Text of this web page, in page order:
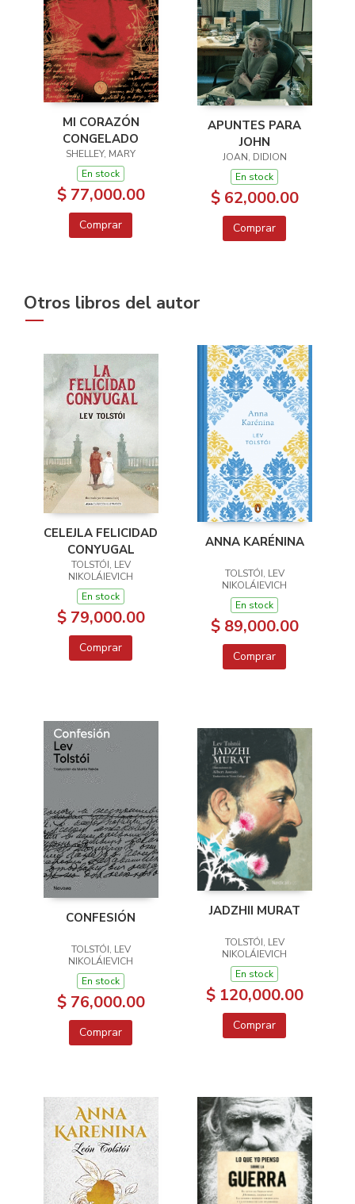
MI CORAZÓN
CONGELADO
SHELLEY, MARY
En stock
$ 77,000.00
Comprar
APUNTES PARA
JOHN
JOAN, DIDION
En stock
$ 62,000.00
Comprar
Otros libros del autor
CELEJLA FELICIDAD
CONYUGAL
TOLSTÓI, LEV
NIKOLÁIEVICH
En stock
$ 79,000.00
Comprar
ANNA KARÉNINA
TOLSTÓI, LEV
NIKOLÁIEVICH
En stock
$ 89,000.00
Comprar
CONFESIÓN
TOLSTÓI, LEV
NIKOLÁIEVICH
En stock
$ 76,000.00
Comprar
JADZHII MURAT
TOLSTÓI, LEV
NIKOLÁIEVICH
En stock
$ 120,000.00
Comprar